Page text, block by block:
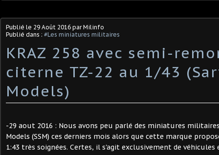
Publié le 29 Août 2016 par Milinfo
Publié dans : #Les miniatures militaires
KRAZ 258 avec semi-
citerne TZ-22 au 1/43
Models)
-29 aout 2016 : Nous avons peu parlé des miniatures
Models (SSM) ces derniers mois alors que cette marque
1:43 très soignées. Certes, il s'agit exclusivement de véhicules